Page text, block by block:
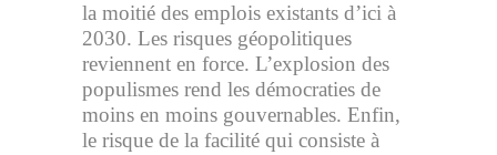
la moitié des emplois existants d’ici à
2030. Les risques géopolitiques
reviennent en force. L’explosion des
populismes rend les démocraties de
moins en moins gouvernables. Enfin,
le risque de la facilité qui consiste à